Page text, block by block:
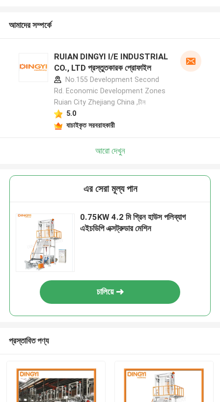
আমাদের সম্পর্কে
RUIAN DINGYI I/E INDUSTRIAL
CO., LTD প্রস্তুতকারক প্রোফাইল
No.155 Development Second
Rd. Economic Development Zones
Ruian City Zhejiang China ,চীন
5.0
যাচাইকৃত সরবরাহকারী
আরো দেখুন
এর সেরা মূল্য পান
0.75KW 4.2 মি গ্রিন হাউস পলিব্যাগ
এইচডিপি এক্সট্রুডার মেশিন
চালিয়ে
প্রস্তাবিত পণ্য